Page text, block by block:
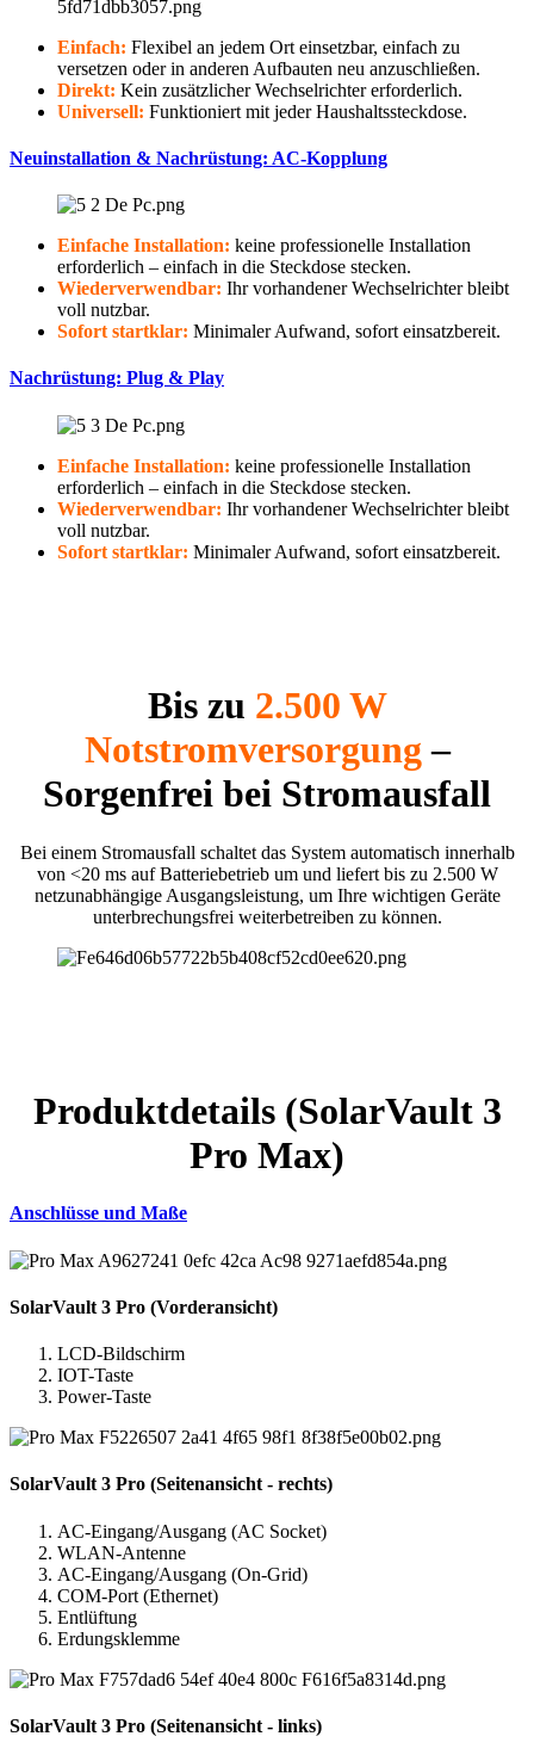
Einfach: Flexibel an jedem Ort einsetzbar, einfach zu
versetzen oder in anderen Aufbauten neu anzuschließen.
Direkt: Kein zusätzlicher Wechselrichter erforderlich.
Universell: Funktioniert mit jeder Haushaltssteckdose.
Neuinstallation & Nachrüstung: AC-Kopplung
Einfache Installation: keine professionelle Installation
erforderlich – einfach in die Steckdose stecken.
Wiederverwendbar: Ihr vorhandener Wechselrichter bleibt
voll nutzbar.
Sofort startklar: Minimaler Aufwand, sofort einsatzbereit.
Nachrüstung: Plug & Play
Einfache Installation: keine professionelle Installation
erforderlich – einfach in die Steckdose stecken.
Wiederverwendbar: Ihr vorhandener Wechselrichter bleibt
voll nutzbar.
Sofort startklar: Minimaler Aufwand, sofort einsatzbereit.
Bis zu 2.500 W
Notstromversorgung –
Sorgenfrei bei Stromausfall
Bei einem Stromausfall schaltet das System automatisch innerhalb
von <20 ms auf Batteriebetrieb um und liefert bis zu 2.500 W
netzunabhängige Ausgangsleistung, um Ihre wichtigen Geräte
unterbrechungsfrei weiterbetreiben zu können.
Produktdetails (SolarVault 3
Pro Max)
Anschlüsse und Maße
SolarVault 3 Pro (Vorderansicht)
LCD-Bildschirm
IOT-Taste
Power-Taste
SolarVault 3 Pro (Seitenansicht - rechts)
AC-Eingang/Ausgang (AC Socket)
WLAN-Antenne
AC-Eingang/Ausgang (On-Grid)
COM-Port (Ethernet)
Entlüftung
Erdungsklemme
SolarVault 3 Pro (Seitenansicht - links)